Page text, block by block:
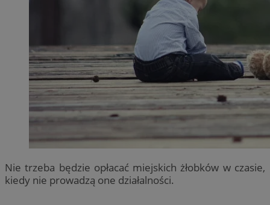
Nie trzeba będzie opłacać miejskich żłobków w czasie,
kiedy nie prowadzą one działalności.